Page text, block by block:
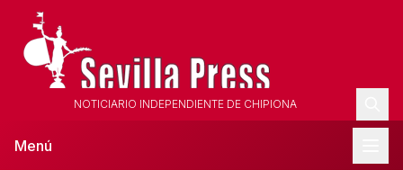
NOTICIARIO INDEPENDIENTE DE CHIPIONA
Menú